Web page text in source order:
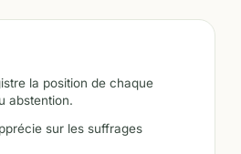
la position de chaque
abstention.
sur les suffrages